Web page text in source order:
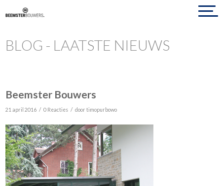
BLOG - LAATSTE NIEUWS
Beemster Bouwers
21 april 2016 / 0 Reacties / doortimopurbowo